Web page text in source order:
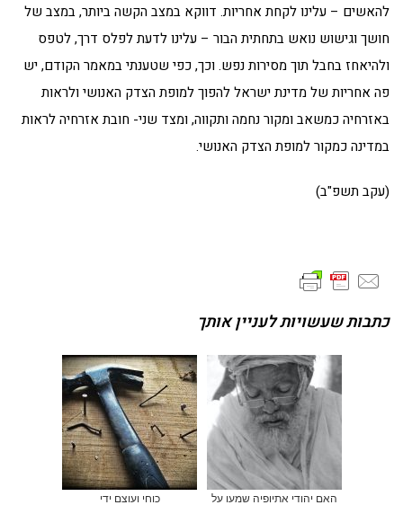
להאשים – עלינו לקחת אחריות. דווקא במצב הקשה ביותר, במצב של
חושך וגישוש נואש בתחתית הבור – עלינו לדעת לפלס דרך, לטפס
ולהיאחז בחבל תוך מסירות נפש. וכך, כפי שטענתי במאמר הקודם, יש
פה אחריות של מדינת ישראל להפוך למופת הצדק האנושי ולראות
באזרחיה כמשאב ומקור נחמה ותקווה, ומצד שני- חובת אזרחיה לראות
במדינה כמקור למופת הצדק האנושי.
(עקב תשפ"ב)
כתבות שעשויות לעניין אותך
האם יהודי אתיופיה שמעו על
כוחי ועוצם ידי